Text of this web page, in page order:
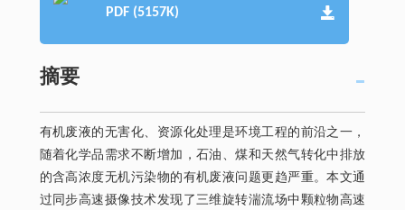
PDF (5157K)
摘要
有机废液的无害化、资源化处理是环境工程的前沿之一，
随着化学品需求不断增加，石油、煤和天然气转化中排放
的含高浓度无机污染物的有机废液问题更趋严重。本文通
过同步高速摄像技术发现了三维旋转湍流场中颗粒物高速